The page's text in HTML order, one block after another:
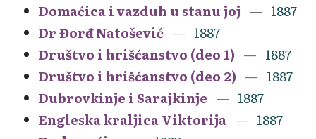
Domaćica i vazduh u stanu joj
1887
Dr Đorđe Natošević
1887
Društvo i hrišćanstvo (deo 1)
1887
Društvo i hrišćanstvo (deo 2)
1887
Dubrovkinje i Sarajkinje
1887
Engleska kraljica Viktorija
1887